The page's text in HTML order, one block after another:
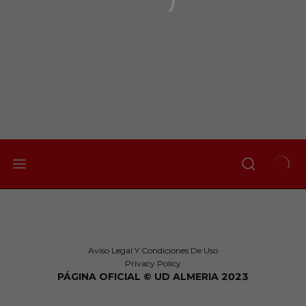
Aviso Legal Y Condiciones De Uso
Privacy Policy
PÁGINA OFICIAL © UD ALMERIA 2023